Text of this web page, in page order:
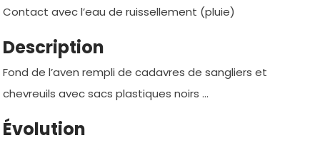
Contact avec l’eau de ruissellement (pluie)
Description
Fond de l’aven rempli de cadavres de sangliers et
chevreuils avec sacs plastiques noirs …
Évolution